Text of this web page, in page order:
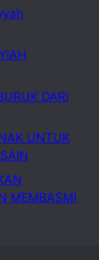
DARI
UNTUK
MEMBASMI